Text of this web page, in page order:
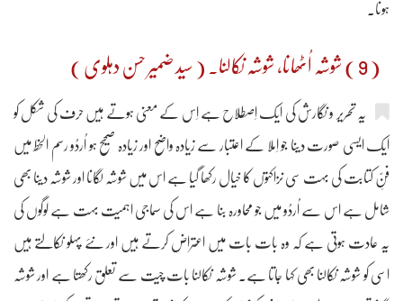
ہونا۔
( 9 ) شوشہ اُٹھانا، شوشہ نکالنا۔ ( سید ضمیر حسن دہلوی )
یہ تحریر و نگارش کی ایک اِصطلاح ہے اِس کے معنی ہوتے ہیں حرف کی شکل کو
ایک ایسی صورت دینا جو اِملا کے اعتبار سے زیادہ واضح اور زیادہ صحیح ہو اُردُو رسم الخط میں
فنِّ کتابت کی بہت سی نزاکتوں کا خیال رکھا گیا ہے اس میں شوشہ لگانا اور شوشہ دینا بھی
شامل ہے اس سے اُردُو میں جو محاورہ بنا ہے اس کی سماجی اہمیت بہت ہے لوگوں کی
یہ عادت ہوتی ہے کہ وہ بات بات میں اعتراض کرتے ہیں اور نئے پہلو نکالتے ہیں
اسی کو شوشہ نکالنا بھی کہا جاتا ہے۔ شوشہ نکالنا بات چیت سے تعلق رکھتا ہے اور شوشہ